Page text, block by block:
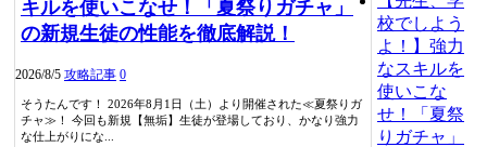
キルを使いこなせ！「夏祭りガチャ」
の新規生徒の性能を徹底解説！
2026/8/5 攻略記事 0
そうたんです！ 2026年8月1日（土）より開催された≪夏祭りガ
チャ≫！ 今回も新規【無垢】生徒が登場しており、かなり強力
な仕上がりにな...
校でしよう
よ！】強力
なスキルを
使いこな
せ！「夏祭
りガチャ」